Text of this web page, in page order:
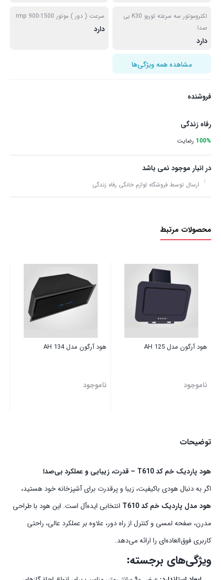
لکتروموتور سه سرعته توربو K30 بی
صدا
دارد
سرعت ( دور ) موتور rmp 900-1500
دارد
مشاهده همه ویژگی‌ها
فروشنده
رفاه زندگی
100% رضایت
در انبار موجود نمی باشد
ارسال توسط فروشگاه لوازم خانگی رفاه زندگی
محصولات مرتبط
هود آرگون مدل AH 125
ناموجود
هود آرگون مدل AH 134
ناموجود
توضیحات
هود پاردیک خم کد T610 – قدرت، زیبایی و عملکرد بی‌صدا
اگر به دنبال هودی باکیفیت، زیبا و پرقدرت برای آشپزخانه خود هستید،
هود مدل پاردیک خم کد T610
انتخابی ایده‌آل است. این هود با طراحی
مدرن، صفحه لمسی و کنترل از راه دور، علاوه بر عملکرد عالی، راحتی
کاربری فوق‌العاده‌ای را ارائه می‌دهد.
ویژگی‌های برجسته: